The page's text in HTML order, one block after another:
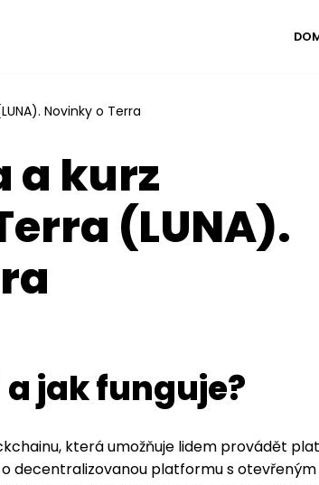
Novinky o Terra
a kurz
(LUNA).
a jak funguje?
která umožňuje lidem provádět
decentralizovanou platformu s